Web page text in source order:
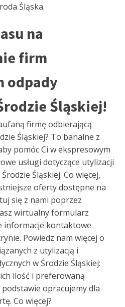
Śląska.
na
firm
odpady
Śląskiej!
firmę odbierającą
Śląskiej? To banalne z
pomóc Ci w ekspresowym
usługi dotyczące utylizacji
Śląskiej. Co więcej,
oferty dostępne na
się z nami poprzez
wirtualny formularz
informacje kontaktowe
Powiedz nam więcej o
z utylizacją i
w Środzie Śląskiej:
ilość i preferowaną
opracujemy dla
Co więcej?